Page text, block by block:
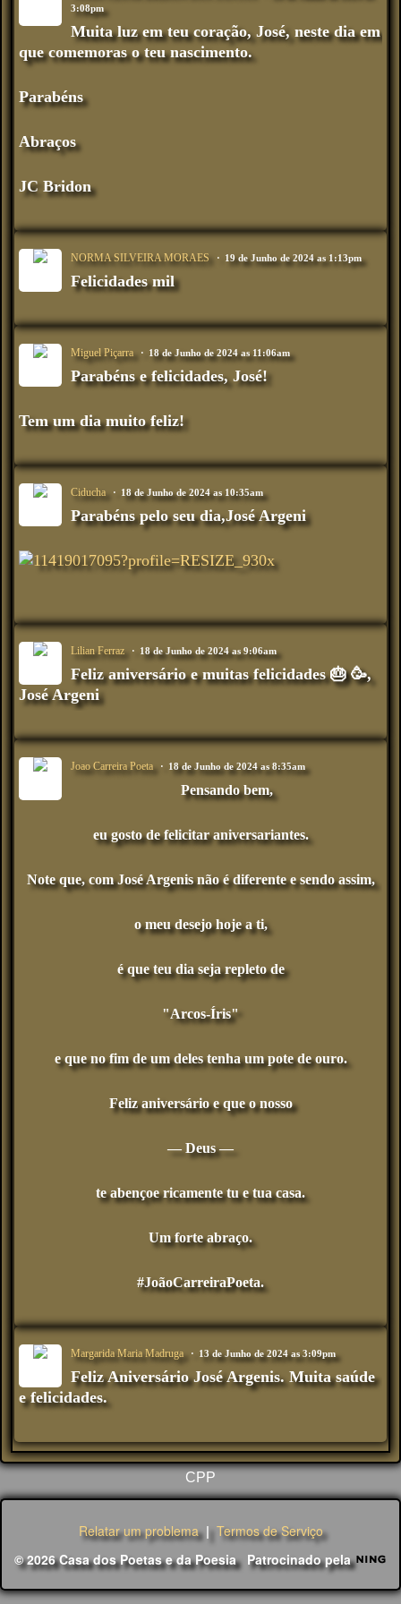
3:08pm
Muita luz em teu coração, José, neste dia em
que comemoras o teu nascimento.
Parabéns
Abraços
JC Bridon
NORMA SILVEIRA MORAES 19 de Junho de 2024 as 1:13pm
Felicidades mil
Miguel Piçarra 18 de Junho de 2024 as 11:06am
Parabéns e felicidades, José!
Tem um dia muito feliz!
Ciducha 18 de Junho de 2024 as 10:35am
Parabéns pelo seu dia,José Argeni
Lilian Ferraz 18 de Junho de 2024 as 9:06am
Feliz aniversário e muitas felicidades 🎂 🥳,
José Argeni
Joao Carreira Poeta 18 de Junho de 2024 as 8:35am
Pensando bem,
eu gosto de felicitar aniversariantes.
Note que, com José Argenis não é diferente e sendo assim,
o meu desejo hoje a ti,
é que teu dia seja repleto de
"Arcos-Íris"
e que no fim de um deles tenha um pote de ouro.
Feliz aniversário e que o nosso
— Deus —
te abençoe ricamente tu e tua casa.
Um forte abraço.
#JoãoCarreiraPoeta.
Margarida Maria Madruga 13 de Junho de 2024 as 3:09pm
Feliz Aniversário José Argenis. Muita saúde
e felicidades.
CPP
Relatar um problema|Termos de Serviço
© 2026 Casa dos Poetas e da Poesia Patrocinado pela